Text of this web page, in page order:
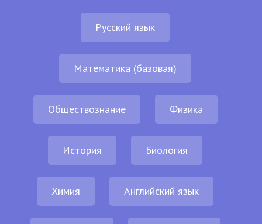
Русский язык
Математика (базовая)
Обществознание Физика
История Биология
Химия Английский язык